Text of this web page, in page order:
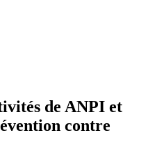
de ANPI et
contre